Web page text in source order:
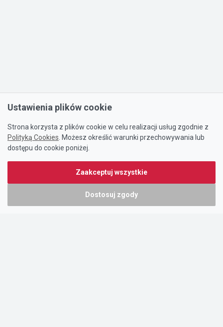
Ustawienia plików cookie
Strona korzysta z plików cookie w celu realizacji usług zgodnie z
Polityką Cookies . Możesz określić warunki przechowywania lub
dostępu do cookie poniżej.
Zaakceptuj wszystkie
Dostosuj zgody